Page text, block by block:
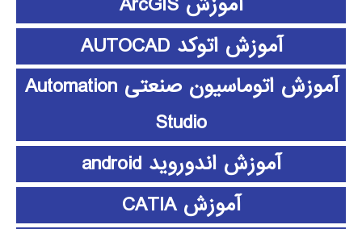
آموزش اتوکد AUTOCAD
آموزش اتوماسیون صنعتی Automation
Studio
آموزش اندوروید android
آموزش CATIA